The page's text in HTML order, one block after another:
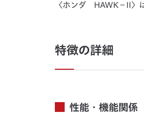
〈ホンダ HAWK－II〉
特徴の詳細
性能・機能関係